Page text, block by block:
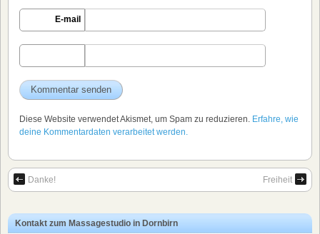
E-mail
Diese Website verwendet Akismet, um Spam zu reduzieren. Erfahre, wie
deine Kommentardaten verarbeitet werden.
Danke! Freiheit
Kontakt zum Massagestudio in Dornbirn